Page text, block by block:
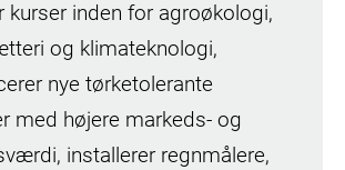
kurser inden for agroøkologi,
og klimateknologi,
nye tørketolerante
med højere markeds- og
installerer regnmålere,